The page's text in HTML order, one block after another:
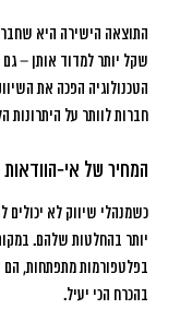
התוצאה הישירה היא
שקל יותר למדוד אותן –
הטכנולוגיה הפכה את
חברות לוותר על היתרונות
המחיר של אי-הוודאות
יותר בהחלטות שלהם.
בפלטפורמות מתפתחות,
בהכרח הכי יעיל.